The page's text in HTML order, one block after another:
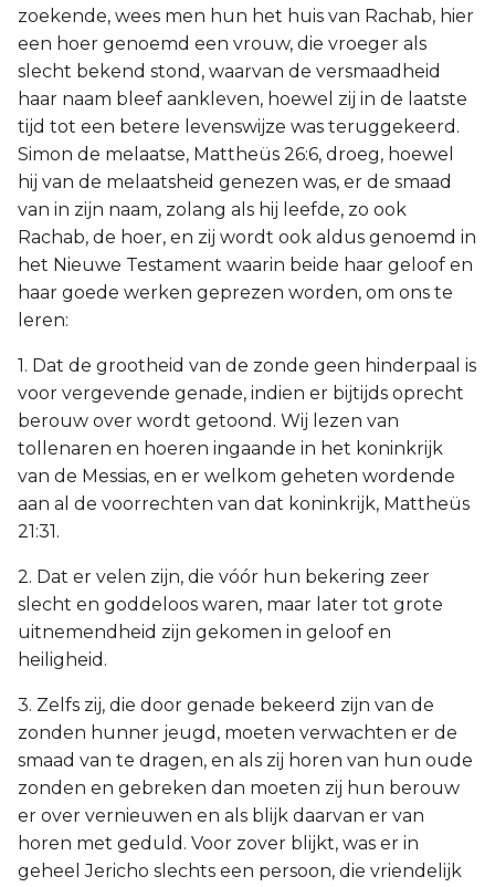
zoekende, wees men hun het huis van Rachab, hier
een hoer genoemd een vrouw, die vroeger als
slecht bekend stond, waarvan de versmaadheid
haar naam bleef aankleven, hoewel zij in de laatste
tijd tot een betere levenswijze was teruggekeerd.
Simon de melaatse, Mattheüs 26:6, droeg, hoewel
hij van de melaatsheid genezen was, er de smaad
van in zijn naam, zolang als hij leefde, zo ook
Rachab, de hoer, en zij wordt ook aldus genoemd in
het Nieuwe Testament waarin beide haar geloof en
haar goede werken geprezen worden, om ons te
leren:
1. Dat de grootheid van de zonde geen hinderpaal is
voor vergevende genade, indien er bijtijds oprecht
berouw over wordt getoond. Wij lezen van
tollenaren en hoeren ingaande in het koninkrijk
van de Messias, en er welkom geheten wordende
aan al de voorrechten van dat koninkrijk, Mattheüs
21:31.
2. Dat er velen zijn, die vóór hun bekering zeer
slecht en goddeloos waren, maar later tot grote
uitnemendheid zijn gekomen in geloof en
heiligheid.
3. Zelfs zij, die door genade bekeerd zijn van de
zonden hunner jeugd, moeten verwachten er de
smaad van te dragen, en als zij horen van hun oude
zonden en gebreken dan moeten zij hun berouw
er over vernieuwen en als blijk daarvan er van
horen met geduld. Voor zover blijkt, was er in
geheel Jericho slechts een persoon, die vriendelijk